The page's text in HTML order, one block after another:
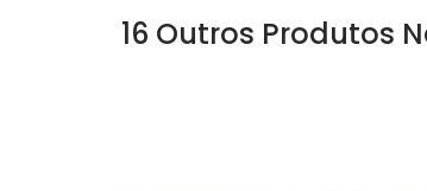
16 Outros Produtos